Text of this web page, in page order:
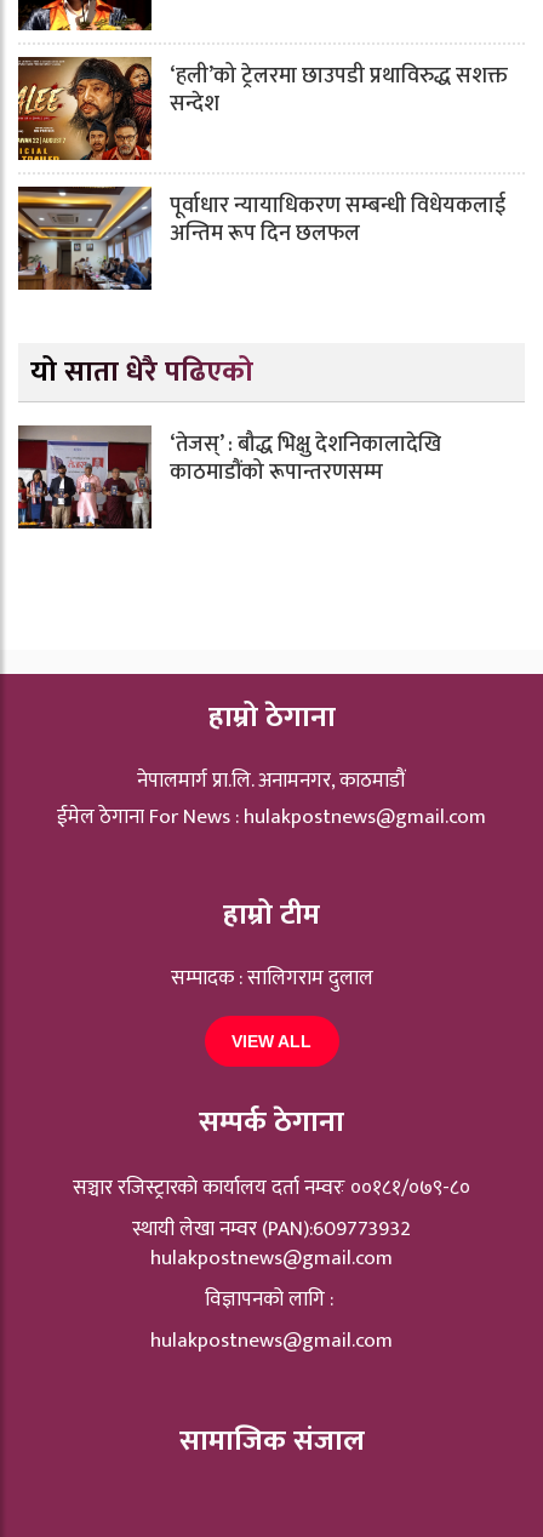
‘हली’को ट्रेलरमा छाउपडी प्रथाविरुद्ध सशक्त
सन्देश
पूर्वाधार न्यायाधिकरण सम्बन्धी विधेयकलाई
अन्तिम रूप दिन छलफल
यो साता धेरै पढिएको
‘तेजस्’ : बौद्ध भिक्षु देशनिकालादेखि
काठमाडौंको रूपान्तरणसम्म
हाम्रो ठेगाना
नेपालमार्ग प्रा.लि. अनामनगर, काठमाडौं
ईमेल ठेगाना For News :hulakpostnews@gmail.com
हाम्रो टीम
सम्पादक : सालिगराम दुलाल
VIEW ALL
सम्पर्क ठेगाना
सञ्चार रजिस्ट्रारकाे कार्यालय दर्ता नम्वरः ००१८१/०७९-८०
स्थायी लेखा नम्वर (PAN):609773932
hulakpostnews@gmail.com
विज्ञापनको लागि :
hulakpostnews@gmail.com
सामाजिक संजाल